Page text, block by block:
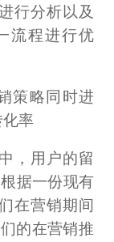
行分析以及
流程进行优
策略同时进
率
，用户的留
据一份现有
在营销期间
的在营销推